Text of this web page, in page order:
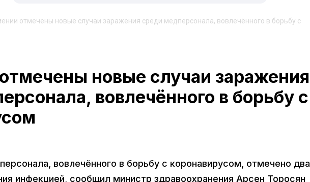
отмечены новые случаи заражения среди медперсонала, вовлечённого в борьбу с
новые случаи заражения
вовлечённого в борьбу с
вовлечённого в борьбу с коронавирусом, отмечено два
инфекцией, сообщил министр здравоохранения Арсен Торосян